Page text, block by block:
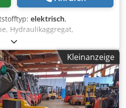
elektrisch,
Hydraulikaggregat,
Gleichstrommotor,
Hydraulik Zahnradpumpe,
Hydraulikpumpe
Jungheinrich
Typ -mit: Tank und
180/160/H370 mm -Gewicht:
Kleinanzeige